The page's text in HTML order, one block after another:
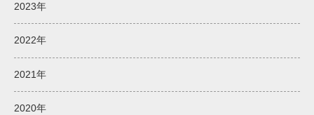
2023年
2022年
2021年
2020年